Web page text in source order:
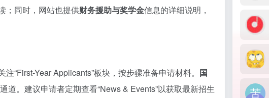
；同时，网站也提供财务援助与奖学金信息的详细说明，
注“First-Year Applicants”板块，按步骤准备申请材料。 国
道。建议申请者定期查看“News & Events”以获取最新招生